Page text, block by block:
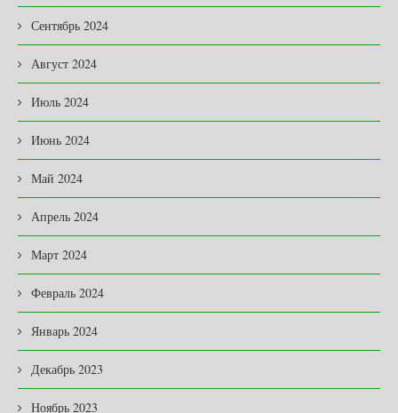
Сентябрь 2024
Август 2024
Июль 2024
Июнь 2024
Май 2024
Апрель 2024
Март 2024
Февраль 2024
Январь 2024
Декабрь 2023
Ноябрь 2023